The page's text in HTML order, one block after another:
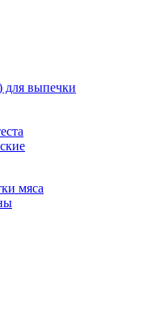
для выпечки
мяса